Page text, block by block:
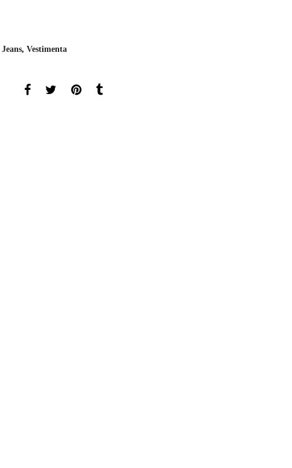
Jeans, Vestimenta